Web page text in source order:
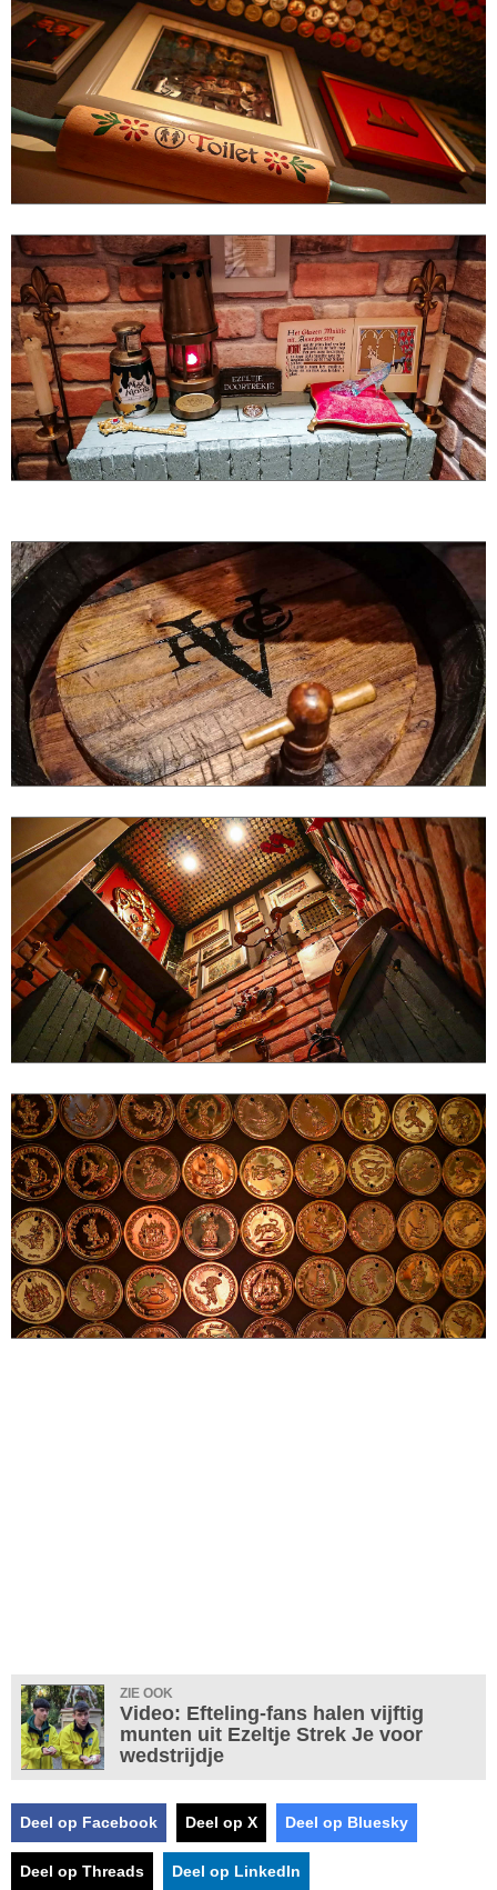
ZIE OOK
Video: Efteling-fans halen vijftig
munten uit Ezeltje Strek Je voor
wedstrijdje
Deel op Facebook Deel op X Deel op Bluesky
Deel op Threads Deel op LinkedIn